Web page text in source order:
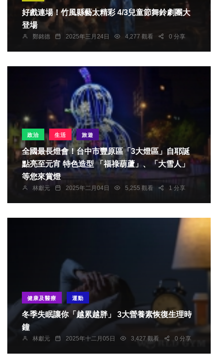
好戲連場！竹風縣藝太精彩 4/3兒童節舞鈴劇團大
登場
鄭銘德 2025年三月24日 4,277 觀看 0 分享
政治 生活 旅遊
全國最長燈會！台中市豐原區「3大燈區」自耶誕
點亮至元宵 特色造型 「福祿葫蘆」、「大雪人」
等您來賞燈
林獻元 2025年二月04日 5,255 觀看 1 分享
健康及醫療 運動
冬季失眠讓你「越累越胖」 3大營養素恢復生理時
鐘
林獻元 2025年十二月05日 3,427 觀看 0 分享